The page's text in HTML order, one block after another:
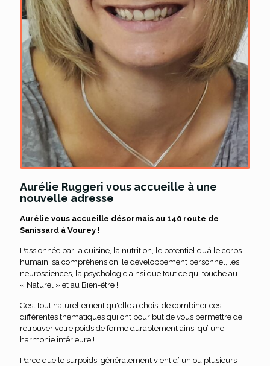
Aurélie Ruggeri vous accueille à une
nouvelle adresse
Aurélie vous accueille désormais au 140 route de
Sanissard à Vourey !
Passionnée par la cuisine, la nutrition, le potentiel qu’à le corps
humain, sa compréhension, le développement personnel, les
neurosciences, la psychologie ainsi que tout ce qui touche au
« Naturel » et au Bien-être !
C’est tout naturellement qu'elle a choisi de combiner ces
différentes thématiques qui ont pour but de vous permettre de
retrouver votre poids de forme durablement ainsi qu’ une
harmonie intérieure !
Parce que le surpoids, généralement vient d’ un ou plusieurs